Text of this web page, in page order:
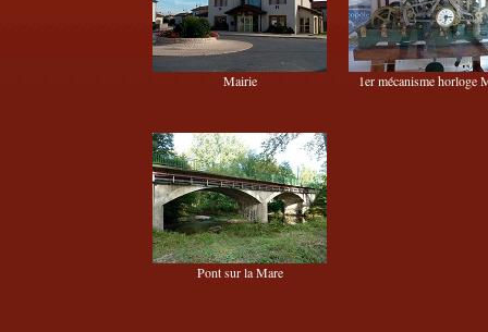
Mairie 1er mécanisme horloge
Pont sur la Mare